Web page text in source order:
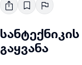
გაყვანა